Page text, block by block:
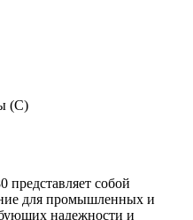
(C)
собой
для промышленных и
надежности и